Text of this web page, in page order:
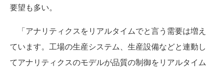
要望も多い。
「アナリティクスをリアルタイムでと言う需要は増え
ています。工場の生産システム、生産設備などと連動し
てアナリティクスのモデルが品質の制御をリアルタイム